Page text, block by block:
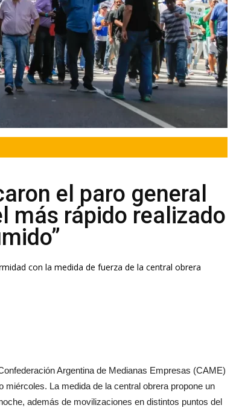
el paro general
más rápido realizado
con la medida de fuerza de la central obrera
Argentina de Medianas Empresas (CAME)
La medida de la central obrera propone un
además de movilizaciones en distintos puntos del